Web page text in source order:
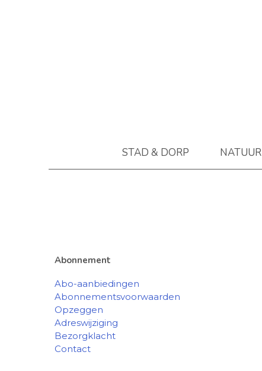
STAD & DORP NATUUR
Abonnement
Abo-aanbiedingen
Abonnementsvoorwaarden
Opzeggen
Adreswijziging
Bezorgklacht
Contact